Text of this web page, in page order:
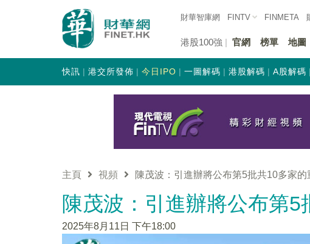
財華智庫網 FINTV FINMETA
港股100強 官網 榜單 地圖
快訊 港交所發佈 今日IPO 一圖解碼 港股解碼 A股解碼
主頁 視頻 陳茂波：引進辦將公布第5批共10多家的
陳茂波：引進辦將公布第
2025年8月11日 下午18:00